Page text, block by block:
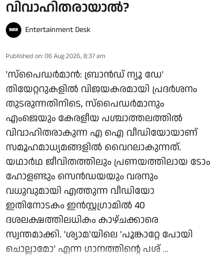
വിവാഹിതരായാൽ?
Entertainment Desk
Published on: 06 Aug 2026, 8:37 am
'സ്‌പൈഡർമാൻ: ബ്രാൻഡ് ന്യൂ ഡേ'
തിയേറ്ററുകളിൽ വിജയകരമായി പ്രദർശനം
തുടരുന്നതിനിടെ, സ്പൈഡർമാനും
എംജെയും കേരളീയ പശ്ചാത്തലത്തിൽ
വിവാഹിതരാകുന്ന എ ഐ വീഡിയോയാണ്
സമൂഹമാധ്യമങ്ങളിൽ വൈറലാകുന്നത്.
യഥാർഥ ജീവിതത്തിലും പ്രണയത്തിലായ ടോം
ഹോളണ്ടും സെൻഡയയും വരനും
വധുവുമായി എത്തുന്ന വീഡിയോ
ഇതിനോടകം ഇൻസ്റ്റഗ്രാമിൽ 40
ദശലക്ഷത്തിലധികം കാഴ്ചക്കാരെ
സ്വന്തമാക്കി. 'ശ്യാമ'യിലെ 'പൂങ്കാറ്റേ പോയി
ചൊല്ലാമോ' എന്ന ഗാനത്തിന്റെ പശ് ...